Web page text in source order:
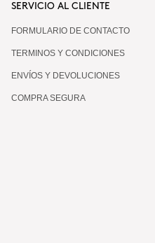
SERVICIO AL CLIENTE
FORMULARIO DE CONTACTO
TERMINOS Y CONDICIONES
ENVÍOS Y DEVOLUCIONES
COMPRA SEGURA